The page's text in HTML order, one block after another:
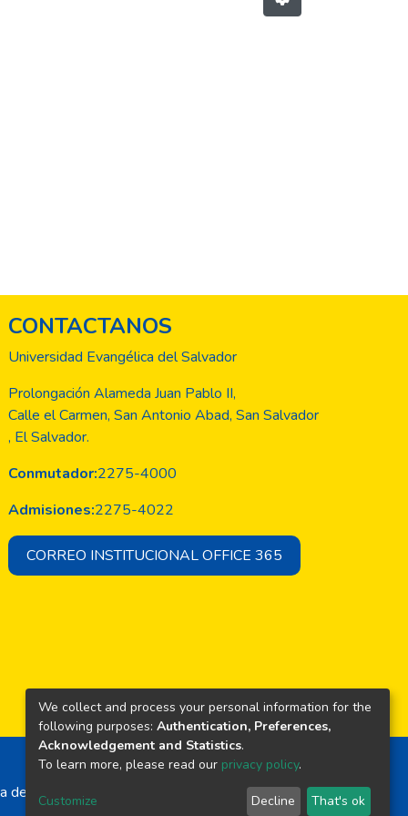
CONTACTANOS
Universidad Evangélica del Salvador
Prolongación Alameda Juan Pablo II,
Calle el Carmen, San Antonio Abad, San Salvador
, El Salvador.
Conmutador:2275-4000
Admisiones:2275-4022
CORREO INSTITUCIONAL OFFICE 365
El Salvador
We collect and process your personal information for the
following purposes: Authentication, Preferences,
Acknowledgement and Statistics.
To learn more, please read our privacy policy.
Customize Decline That's ok